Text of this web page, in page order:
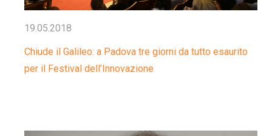
19.05.2018
Chiude il Galileo: a Padova tre giorni da tutto esaurito
per il Festival dell’Innovazione